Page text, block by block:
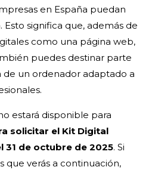
en España puedan
Esto significa que, además de
como una página web,
puedes destinar parte
un ordenador adaptado a
estará disponible para
solicitar el Kit Digital
31 de octubre de 2025. Si
que verás a continuación,